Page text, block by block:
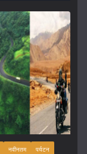
नवीनतम
पर्यटन